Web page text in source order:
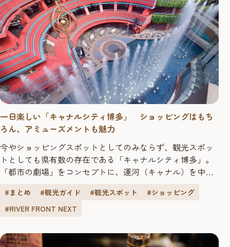
一日楽しい「キャナルシティ博多」 ショッピングはもち
ろん、アミューズメントも魅力
今やショッピングスポットとしてのみならず、観光スポッ
トとしても県有数の存在である「キャナルシティ博多」。
「都市の劇場」をコンセプトに、運河（キャナル）を中心
どを備えた複合施設です。 定期的に噴水もあがり、緑もた
くさん！まるで公園のよう 「キャナルシティ博多」には、
ターウォーク」、そこ...
#まとめ #観光ガイド #観光スポット
#ショッピング
#RIVER FRONT NEXT